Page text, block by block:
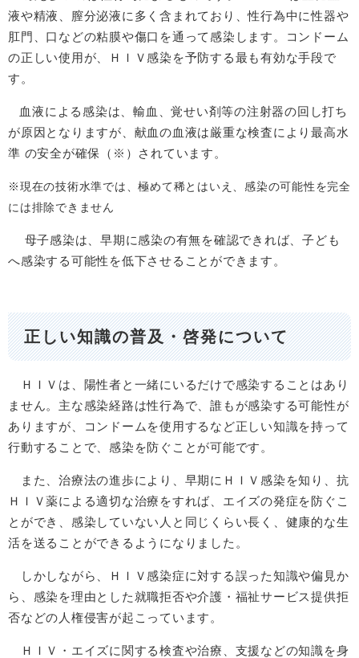
液や精液、膣分泌液に多く含まれており、性行為中に性器や
肛門、口などの粘膜や傷口を通って感染します。コンドーム
の正しい使用が、ＨＩＶ感染を予防する最も有効な手段で
す。
血液による感染は、輸血、覚せい剤等の注射器の回し打ち
が原因となりますが、献血の血液は厳重な検査により最高水
準 の安全が確保（※）されています。
※現在の技術水準では、極めて稀とはいえ、感染の可能性を完全
には排除できません
母子感染は、早期に感染の有無を確認できれば、子ども
へ感染する可能性を低下させることができます。
正しい知識の普及・啓発について
ＨＩＶは、陽性者と一緒にいるだけで感染することはあり
ません。主な感染経路は性行為で、誰もが感染する可能性が
ありますが、コンドームを使用するなど正しい知識を持って
行動することで、感染を防ぐことが可能です。
また、治療法の進歩により、早期にＨＩＶ感染を知り、抗
ＨＩＶ薬による適切な治療をすれば、エイズの発症を防ぐこ
とができ、感染していない人と同じくらい長く、健康的な生
活を送ることができるようになりました。
しかしながら、ＨＩＶ感染症に対する誤った知識や偏見か
ら、感染を理由とした就職拒否や介護・福祉サービス提供拒
否などの人権侵害が起こっています。
ＨＩＶ・エイズに関する検査や治療、支援などの知識を身